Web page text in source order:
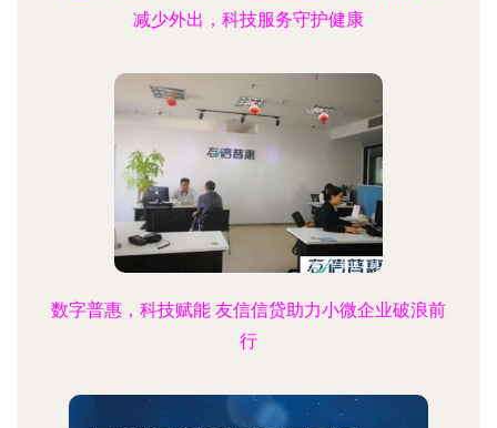
减少外出，科技服务守护健康
数字普惠，科技赋能 友信信贷助力小微企业破浪前
行